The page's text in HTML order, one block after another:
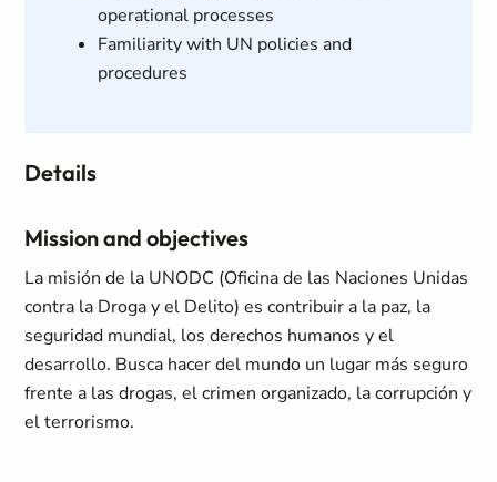
operational processes
Familiarity with UN policies and
procedures
Details
Mission and objectives
La misión de la UNODC (Oficina de las Naciones Unidas
contra la Droga y el Delito) es contribuir a la paz, la
seguridad mundial, los derechos humanos y el
desarrollo. Busca hacer del mundo un lugar más seguro
frente a las drogas, el crimen organizado, la corrupción y
el terrorismo.